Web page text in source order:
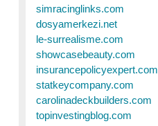
simracinglinks.com
dosyamerkezi.net
le-surrealisme.com
showcasebeauty.com
insurancepolicyexpert.com
statkeycompany.com
carolinadeckbuilders.com
topinvestingblog.com